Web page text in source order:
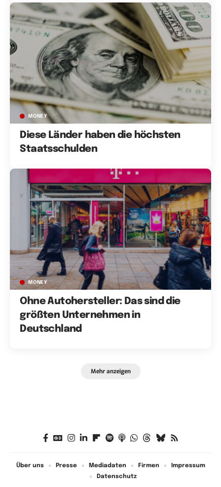
MONEY
Diese Länder haben die höchsten
Staatsschulden
MONEY
Ohne Autohersteller: Das sind die
größten Unternehmen in
Deutschland
Mehr anzeigen
Über uns Presse Mediadaten Firmen
Impressum
Datenschutz